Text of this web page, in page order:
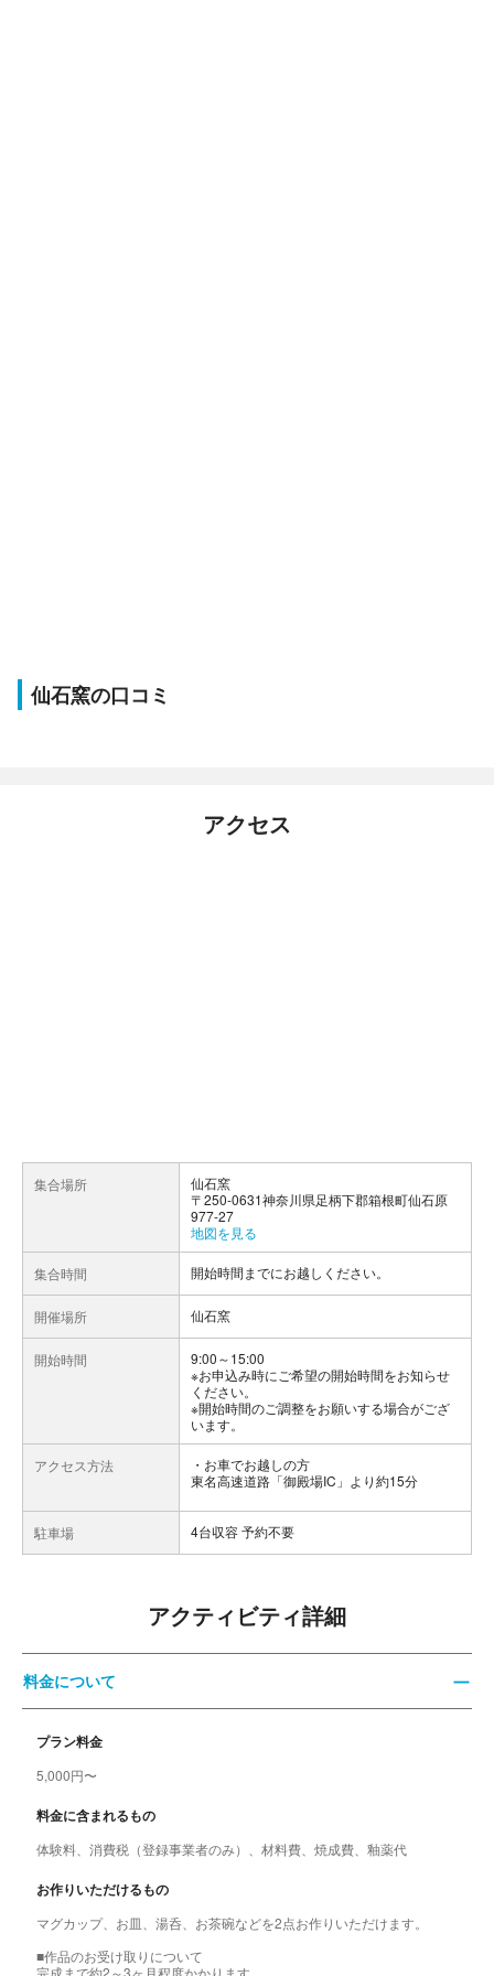
仙石窯の口コミ
アクセス
集合場所
仙石窯
〒250-0631神奈川県足柄下郡箱根町仙石原
977-27
地図を見る
集合時間 開始時間までにお越しください。
開催場所 仙石窯
開始時間
9:00～15:00
※お申込み時にご希望の開始時間をお知らせ
ください。
※開始時間のご調整をお願いする場合がござ
います。
アクセス方法
お車でお越しの方
東名高速道路「御殿場IC」より約15分
駐車場 4台収容 予約不要
アクティビティ詳細
料金について
プラン料金
5,000円〜
料金に含まれるもの
体験料、消費税（登録事業者のみ）、材料費、焼成費、釉薬代
お作りいただけるもの
マグカップ、お皿、湯呑、お茶碗などを2点お作りいただけます。
■作品のお受け取りについて
完成まで約2～3ヶ月程度かかります。